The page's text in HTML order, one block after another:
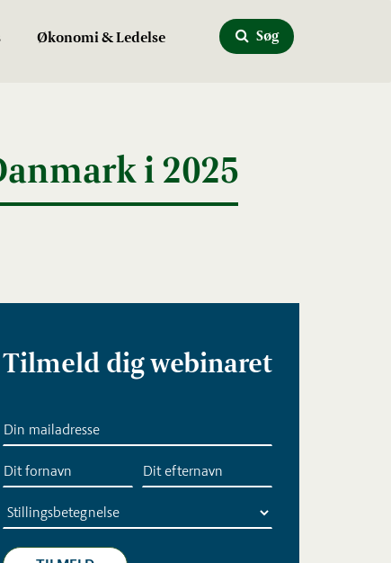
Økonomi & Ledelse Søg
i 2025
Tilmeld dig webinaret